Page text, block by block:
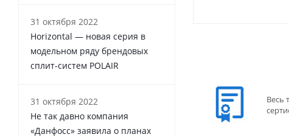
Весь
31 октября 2022
Horizontal — новая серия в
модельном ряду брендовых
сплит-систем POLAIR
31 октября 2022
Не так давно компания
«Данфосс» заявила о планах